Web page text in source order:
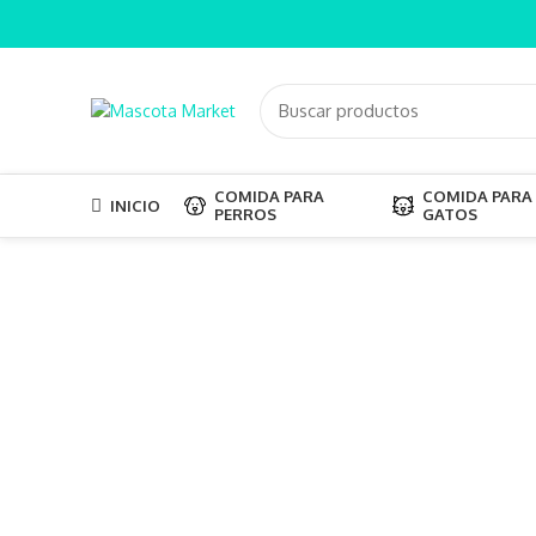
INICIO
COMIDA PARA
PERROS
COMIDA PARA
GATOS